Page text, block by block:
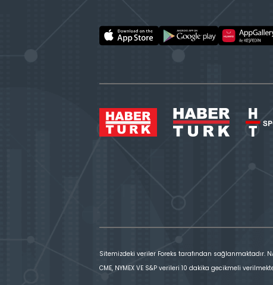
Sitemizdeki veriler Foreks tarafından sağlanmaktadır.
CME, NYMEX VE S&P verileri 10 dakika gecikmeli